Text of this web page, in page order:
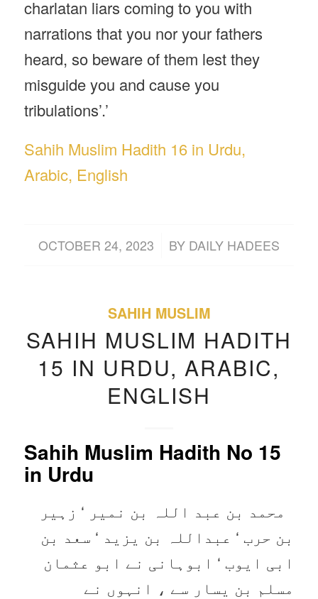
charlatan liars coming to you with
narrations that you nor your fathers
heard, so beware of them lest they
misguide you and cause you
tribulations’.’
Sahih Muslim Hadith 16 in Urdu,
Arabic, English
OCTOBER 24, 2023
/ BY DAILY HADEES
SAHIH MUSLIM
SAHIH MUSLIM HADITH
15 IN URDU, ARABIC,
ENGLISH
Sahih Muslim Hadith No 15
in Urdu
محمد بن عبد اللہ بن نمیر ‘ زہیر
بن حرب ‘ عبداللہ بن یزید ‘ سعد بن
ابی ایوب ‘ ابوہانی نے ابو عثمان
مسلم بن یسار سے ، انہوں نے